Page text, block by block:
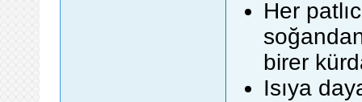
Her
birer
Isıya